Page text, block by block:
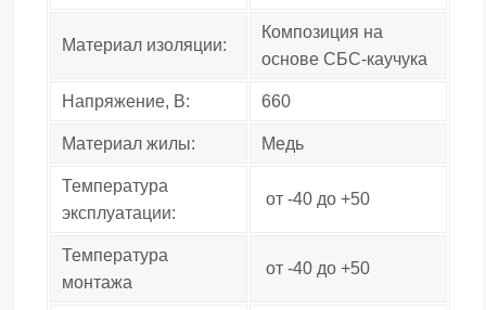
Материал изоляции:
Композиция на
основе СБС-каучука
Напряжение, В: 660
Материал жилы: Медь
Температура
эксплуатации:
от -40 до +50
Температура
монтажа
от -40 до +50